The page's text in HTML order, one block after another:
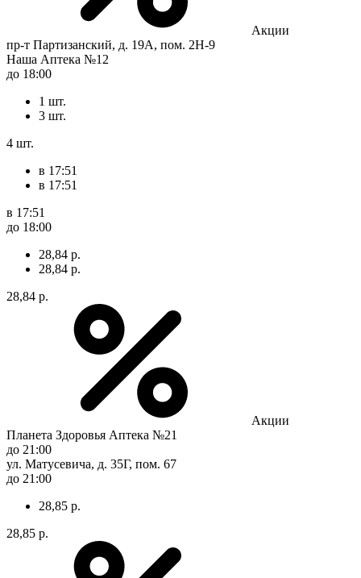
Акции
пр-т Партизанский, д. 19А, пом. 2Н-9
Наша Аптека №12
до 18:00
1 шт.
3 шт.
4 шт.
в 17:51
в 17:51
в 17:51
до 18:00
28,84 р.
28,84 р.
28,84 р.
Акции
Планета Здоровья Аптека №21
до 21:00
ул. Матусевича, д. 35Г, пом. 67
до 21:00
28,85 р.
28,85 р.